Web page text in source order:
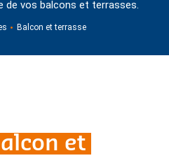
de vos balcons et terrasses.
Balcon et terrasse
et